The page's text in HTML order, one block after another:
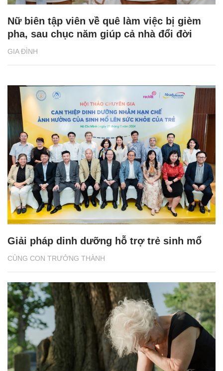
GIA ĐÌNH
Nữ biên tập viên về quê làm việc bị gièm
pha, sau chục năm giúp cả nhà đổi đời
CÙNG CON TRƯỞNG THÀNH
Giải pháp dinh dưỡng hỗ trợ trẻ sinh mổ